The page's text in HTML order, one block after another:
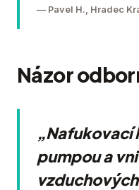
— Pavel H., Hradec
Názor
„Nafukovací
pumpou a